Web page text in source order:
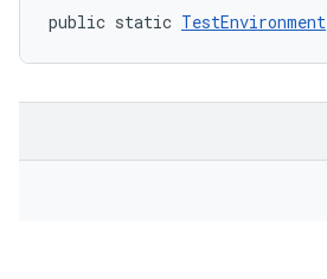
public static TestEnvironment